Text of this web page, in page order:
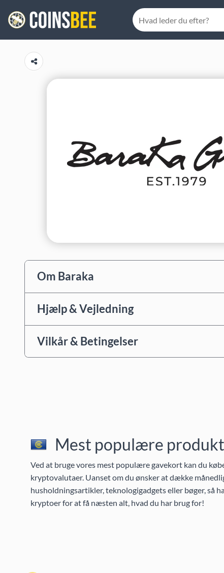
Om Baraka
Hjælp & Vejledning
Vilkår & Betingelser
Mest populære
Ved at bruge vores mest populære gavekort kan du
kryptovalutaer. Uanset om du ønsker at dække
husholdningsartikler, teknologigadgets eller bøger, så
kryptoer for at få næsten alt, hvad du har brug for!